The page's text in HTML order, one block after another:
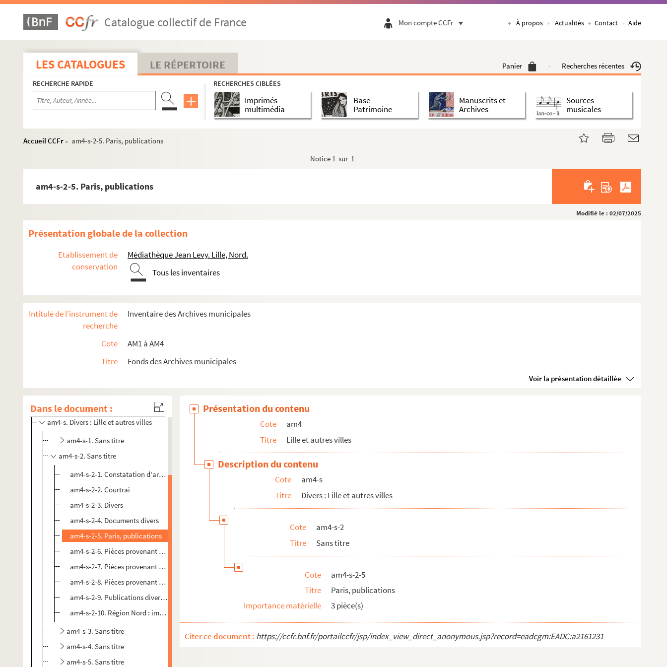
Catalogue collectif de France Mon compte CCFr À propos Actualités Contact Aide
LES CATALOGUES LE RÉPERTOIRE Panier Recherches récentes
RECHERCHE RAPIDE RECHERCHES CIBLÉES
Imprimés
multimédia
Base
Patrimoine
Manuscrits et
Archives
Sources
musicales
Accueil CCFr >
am4-s-2-5. Paris, publications
Notice 1 sur 1
am4-s-2-5. Paris, publications
Modifié le : 02/07/2025
Présentation globale de la collection
Etablissement de
conservation
Médiathèque Jean Levy. Lille, Nord.
Tous les inventaires
Intitulé de l'instrument de
recherche
Inventaire des Archives municipales
Cote
AM1 à AM4
Titre
Fonds des Archives municipales
Voir la présentation détaillée
Dans le document :
am3. Archives de Lille
am4. Lille et autres villes
am4-s. Divers : Lille et autres villes
am4-s-1. Sans titre
am4-s-2. Sans titre
am4-s-2-1. Constatation d'armoiries
am4-s-2-2. Courtrai
am4-s-2-3. Divers
am4-s-2-4. Documents divers
am4-s-2-5. Paris, publications
am4-s-2-6. Pièces provenant des Archives du Nord : actes de la préfecture
am4-s-2-7. Pièces provenant des Archives du Nord : Conseil général du Nord
am4-s-2-8. Pièces provenant des Archives du Nord : Lille, Palais de Justice
am4-s-2-9. Publications diverses
am4-s-2-10. Région Nord : imprimés divers
am4-s-3. Sans titre
am4-s-4. Sans titre
am4-s-5. Sans titre
Présentation du contenu
Cote
am4
Titre
Lille et autres villes
Description du contenu
Cote
am4-s
Titre
Divers : Lille et autres villes
Cote
am4-s-2
Titre
Sans titre
Cote
am4-s-2-5
Titre
Paris, publications
Importance matérielle
3 pièce(s)
Citer ce document : https://ccfr.bnf.fr/portailccfr/jsp/index_view_direct_anonymous.jsp?record=eadcgm:EADC:a2161231